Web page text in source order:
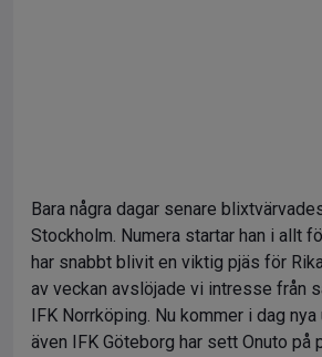
Bara några dagar senare
Stockholm. Numera startar han i allt
har snabbt blivit en viktig pjäs för
av veckan avslöjade vi intresse från
IFK Norrköping. Nu kommer i dag
även IFK Göteborg har sett Onuto på